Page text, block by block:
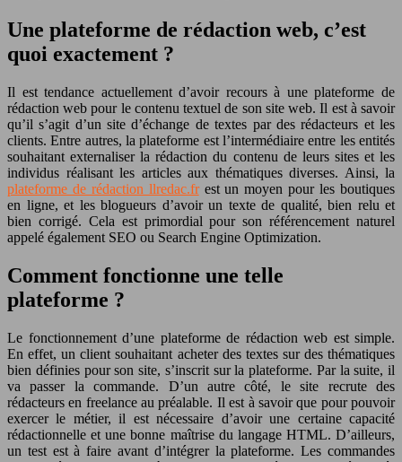
Une plateforme de rédaction web, c’est
quoi exactement ?
Il est tendance actuellement d’avoir recours à une plateforme de
rédaction web pour le contenu textuel de son site web. Il est à savoir
qu’il s’agit d’un site d’échange de textes par des rédacteurs et les
clients. Entre autres, la plateforme est l’intermédiaire entre les entités
souhaitant externaliser la rédaction du contenu de leurs sites et les
individus réalisant les articles aux thématiques diverses. Ainsi, la
plateforme de rédaction llredac.frest un moyen pour les boutiques
en ligne, et les blogueurs d’avoir un texte de qualité, bien relu et
bien corrigé. Cela est primordial pour son référencement naturel
appelé également SEO ou Search Engine Optimization.
Comment fonctionne une telle
plateforme ?
Le fonctionnement d’une plateforme de rédaction web est simple.
En effet, un client souhaitant acheter des textes sur des thématiques
bien définies pour son site, s’inscrit sur la plateforme. Par la suite, il
va passer la commande. D’un autre côté, le site recrute des
rédacteurs en freelance au préalable. Il est à savoir que pour pouvoir
exercer le métier, il est nécessaire d’avoir une certaine capacité
rédactionnelle et une bonne maîtrise du langage HTML. D’ailleurs,
un test est à faire avant d’intégrer la plateforme. Les commandes